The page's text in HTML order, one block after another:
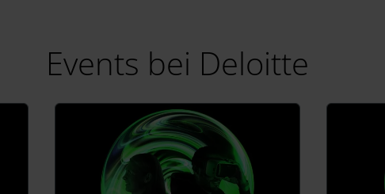
Events bei Deloitte